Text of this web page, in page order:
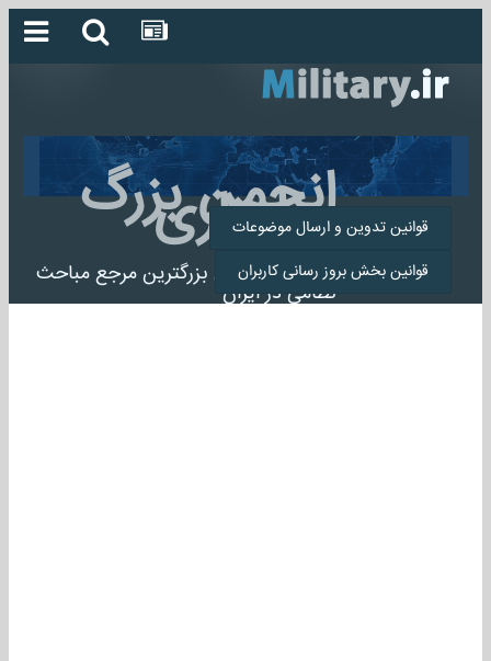
انجمن بزرگ
میلیتاری
انجمن میلیتاری بزرگترین مرجع مباحث
نظامی در ایران
قوانین تدوین و ارسال موضوعات
قوانین بخش بروز رسانی کاربران